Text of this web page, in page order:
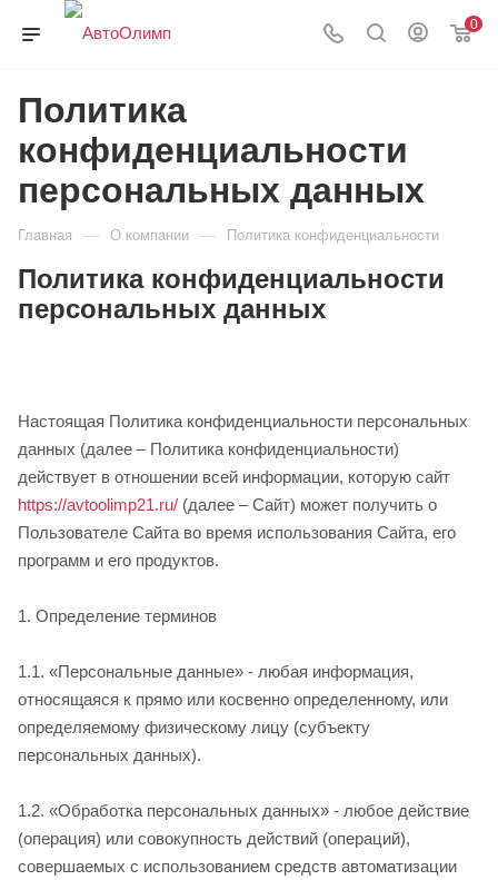
0
Политика
конфиденциальности
персональных данных
Главная — О компании — Политика конфиденциальности
Политика конфиденциальности
персональных данных
Настоящая Политика конфиденциальности персональных
данных (далее – Политика конфиденциальности)
действует в отношении всей информации, которую сайт
https://avtoolimp21.ru/ (далее – Сайт) может получить о
Пользователе Сайта во время использования Сайта, его
программ и его продуктов.
1. Определение терминов
1.1. «Персональные данные» - любая информация,
относящаяся к прямо или косвенно определенному, или
определяемому физическому лицу (субъекту
персональных данных).
1.2. «Обработка персональных данных» - любое действие
(операция) или совокупность действий (операций),
совершаемых с использованием средств автоматизации